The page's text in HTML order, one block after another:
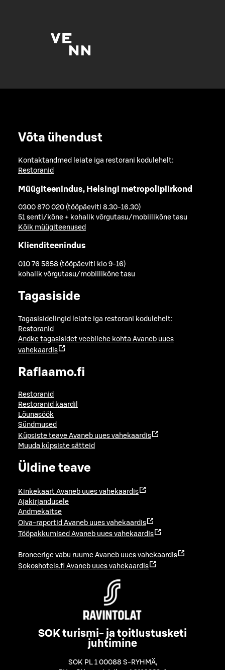
Võta ühendust
Kontaktandmed leiate iga restorani kodulehelt:
Restoranid
Müügiteenindus, Helsingi metropolipiirkond
0300 870 020 (tööpäeviti 8.30-16.30)
51 senti/kõne + kohalik võrgutasu/mobiilikõne tasu
Kõik müügiteenused
Klienditeenindus
010 76 5858 (tööpäeviti klo 9-16)
kohalik võrgutasu/mobiilikõne tasu
Tagasiside
Tagasisidelingid leiate iga restorani kodulehelt:
Restoranid
Andke tagasisidet veebilehe kohta Avaneb uues
vahekaardis
Raflaamo.fi
Restoranid
Restoranid kaardil
Lõunasöök
Sündmused
Küpsiste teave Avaneb uues vahekaardis
Muuda küpsiste sätteid
Üldine teave
Kinkekaart Avaneb uues vahekaardis
Ajakirjandusele
Andmekaitse
Oiva-raportid Avaneb uues vahekaardis
Tööpakkumised Avaneb uues vahekaardis
Broneerige vabu ruume Avaneb uues vahekaardis
Sokoshotels.fi Avaneb uues vahekaardis
SOK turismi- ja toitlustusketi
juhtimine
SOK PL 1 00088 S-RYHMÄ,